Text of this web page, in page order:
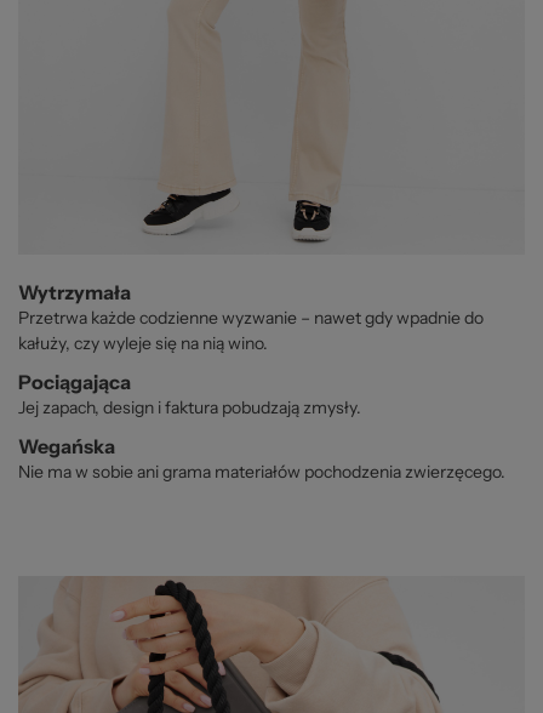
Wytrzymała
Przetrwa każde codzienne wyzwanie – nawet gdy wpadnie do
kałuży, czy wyleje się na nią wino.
Pociągająca
Jej zapach, design i faktura pobudzają zmysły.
Wegańska
Nie ma w sobie ani grama materiałów pochodzenia zwierzęcego.